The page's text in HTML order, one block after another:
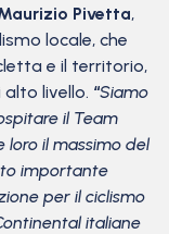
Pivetta,
locale, che
e il territorio,
livello. “Siamo
il Team
loro il massimo del
importante
per il ciclismo
italiane